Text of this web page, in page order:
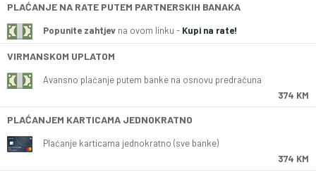
PLAĆANJE NA RATE PUTEM PARTNERSKIH BANAKA
Popunite zahtjev na ovom linku - Kupi na rate!
VIRMANSKOM UPLATOM
Avansno plaćanje putem banke na osnovu predračuna
374 KM
PLAĆANJEM KARTICAMA JEDNOKRATNO
Plaćanje karticama jednokratno (sve banke)
374 KM